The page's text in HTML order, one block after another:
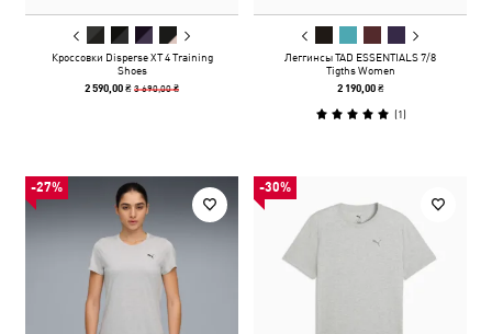
Кроссовки Disperse XT 4 Training
Shoes
2 590,00 ₴3 690,00 ₴
Леггинсы TAD ESSENTIALS 7/8
Tigths Women
2 190,00 ₴
(1)
-27% -30%